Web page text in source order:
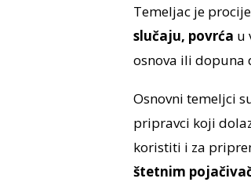
Temeljac je
slučaju, povrća u
osnova ili dopuna
Osnovni temeljci
pripravci koji
koristiti i za
štetnim